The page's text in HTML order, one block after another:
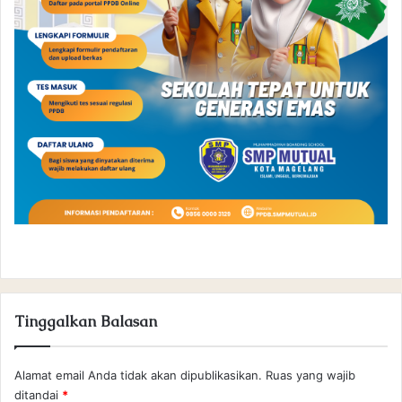
Tinggalkan Balasan
Alamat email Anda tidak akan dipublikasikan. Ruas yang wajib
ditandai *